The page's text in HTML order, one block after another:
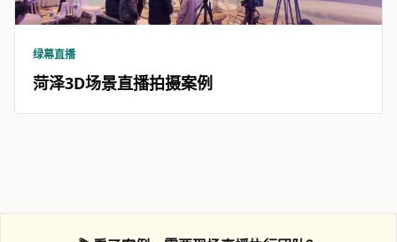
绿幕直播
菏泽3D场景直播拍摄案例